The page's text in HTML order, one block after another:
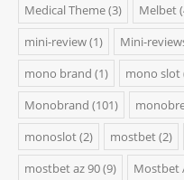
Medical Theme(3) Melbet
mini-review(1) Mini-
mono brand (1) mono slot
Monobrand (101)
monoslot(2) mostbet(2)
mostbet az 90(9) Mostbet